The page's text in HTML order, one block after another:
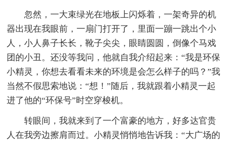
忽然，一大束绿光在地板上闪烁着，一架奇异的机
器出现在我眼前，一扇门打开了，里面一蹦一跳出个小
人，小人鼻子长长，靴子尖尖，眼睛圆圆，倒像个马戏
团的小丑。还没等我问，他就自我介绍起来：“我是环保
小精灵，你想去看看未来的环境是会怎么样子的吗？”我
当然不假思索地说：“想！”随后，我就跟着小精灵一起
进了他的“环保号”时空穿梭机。
转眼间，我就来到了一个富豪的地方，好多达官贵
人在我旁边擦肩而过。小精灵悄悄地告诉我：“大广场的